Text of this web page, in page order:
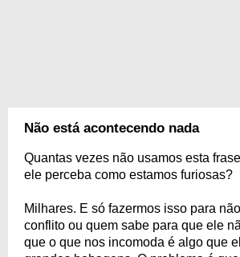
Não está acontecendo nada
Quantas vezes não usamos esta
ele perceba como estamos furiosas?
Milhares. E só fazermos isso para
conflito ou quem sabe para que ele
que o que nos incomoda é algo que